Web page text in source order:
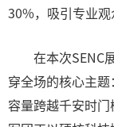
30%，吸引专业观
在本次SENC展
穿全场的核心主
容量跨越千安时